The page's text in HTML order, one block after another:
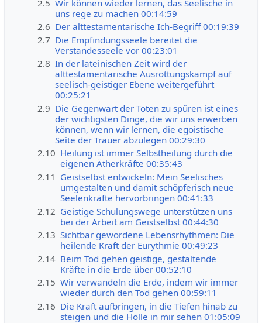
2.5 Wir können wieder lernen, das Seelische in
uns rege zu machen 00:14:59
2.6 Der alttestamentarische Ich-Begriff 00:19:39
2.7 Die Empfindungsseele bereitet die
Verstandesseele vor 00:23:01
2.8 In der lateinischen Zeit wird der
alttestamentarische Ausrottungskampf auf
seelisch-geistiger Ebene weitergeführt
00:25:21
2.9 Die Gegenwart der Toten zu spüren ist eines
der wichtigsten Dinge, die wir uns erwerben
können, wenn wir lernen, die egoistische
Seite der Trauer abzulegen 00:29:30
2.10 Heilung ist immer Selbstheilung durch die
eigenen Ätherkräfte 00:35:43
2.11 Geistselbst entwickeln: Mein Seelisches
umgestalten und damit schöpferisch neue
Seelenkräfte hervorbringen 00:41:33
2.12 Geistige Schulungswege unterstützen uns
bei der Arbeit am Geistselbst 00:44:30
2.13 Sichtbar gewordene Lebensrhythmen: Die
heilende Kraft der Eurythmie 00:49:23
2.14 Beim Tod gehen geistige, gestaltende
Kräfte in die Erde über 00:52:10
2.15 Wir verwandeln die Erde, indem wir immer
wieder durch den Tod gehen 00:59:11
2.16 Die Kraft aufbringen, in die Tiefen hinab zu
steigen und die Hölle in mir sehen 01:05:09